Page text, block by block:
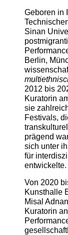
Geboren in
Sinan
Berlin,
2012 bis
Kuratorin
sie
Festivals,
prägend
sich unter
für
entwickelte.
Von 2020
Kunsthalle
Misal
Kuratorin